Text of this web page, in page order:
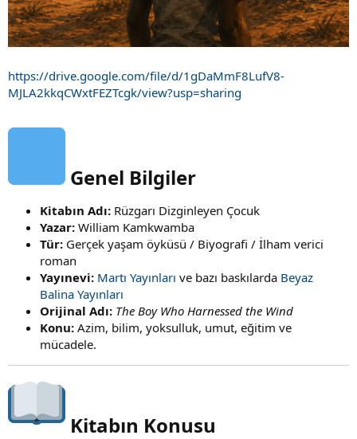
https://drive.google.com/file/d/1gDaMmF8LufV8-
MJLA2kkqCWxtFEZTcgk/view?usp=sharing
Genel Bilgiler​
Kitabın Adı: Rüzgarı Dizginleyen Çocuk
Yazar: William Kamkwamba
Tür: Gerçek yaşam öyküsü / Biyografi / İlham verici
roman
Yayınevi: Martı Yayınları ve bazı baskılarda Beyaz
Balina Yayınları
Orijinal Adı: The Boy Who Harnessed the Wind
Konu: Azim, bilim, yoksulluk, umut, eğitim ve
mücadele.
Kitabın Konusu​